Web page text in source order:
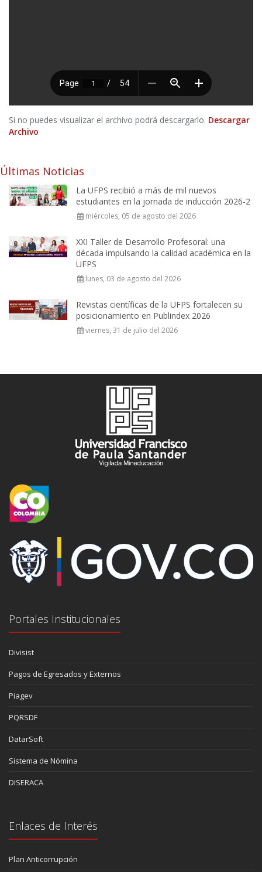
Si no puedes visualizar el archivo podrá descargarlo. Descargar
Archivo
Últimas Noticias
La UFPS recibió a más de mil nuevos
estudiantes en la jornada de inducción 2026-2
miércoles, 05 de agosto del 2026
XXI Taller de Desarrollo Profesoral: una
década impulsando la calidad académica en la
UFPS
lunes, 03 de agosto del 2026
Revistas científicas de la UFPS fortalecen su
posicionamiento en Publindex 2026
viernes, 31 de julio del 2026
Portales Institucionales
Divisist
Pagos de Egresados y Externos
Piagev
PQRSDF
DatarSoft
Sistema de Nómina
DISERACA
Enlaces de Interés
Plan Anticorrupción